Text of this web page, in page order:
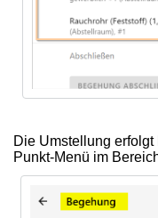
Die Umstellung
Punkt-Menü im